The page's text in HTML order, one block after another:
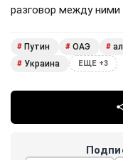
разговор между ними
# Путин # ОАЭ #
# Украина ЕЩЕ +3